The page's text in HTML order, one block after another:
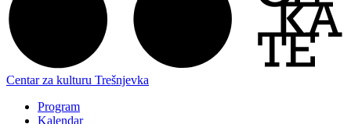
Centar za kulturu Trešnjevka
Program
Kalendar